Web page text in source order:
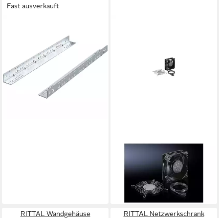
Fast ausverkauft
Gleitschienen, Festeinbau, 1
HE, 545 mm 2 Stück
5501.430
42,94 €
lieferbar - in 2-3 Werktagen bei dir
Lüftererweiterungssatz für
EL DK 7980.100(VE1Satz)
88,93 €
lieferbar - in 9-11 Werktagen bei
RITTAL Wandgehäuse
RITTAL Netzwerkschrank